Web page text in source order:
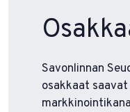
Savonlinnan
osakkaat